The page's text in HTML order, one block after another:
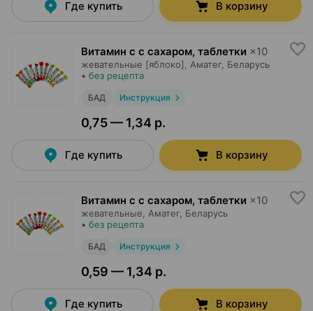
Где купить В корзину
Витамин c с сахаром, таблетки ×10
жевательные [яблоко], Аматег, Беларусь
• без рецепта
БАД Инструкция
0,75 — 1,34 р.
Где купить В корзину
Витамин c с сахаром, таблетки ×10
жевательные, Аматег, Беларусь
• без рецепта
БАД Инструкция
0,59 — 1,34 р.
Где купить В корзину